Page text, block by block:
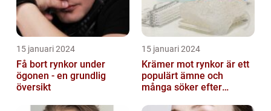
15 januari 2024
Få bort rynkor under
ögonen - en grundlig
översikt
15 januari 2024
Krämer mot rynkor är ett
populärt ämne och
många söker efter